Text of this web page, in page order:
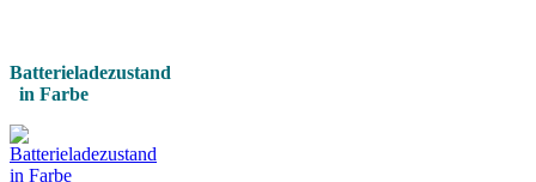
Batterieladezustand
in Farbe